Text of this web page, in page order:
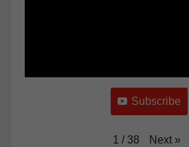
Subscribe
1 / 38 Next »